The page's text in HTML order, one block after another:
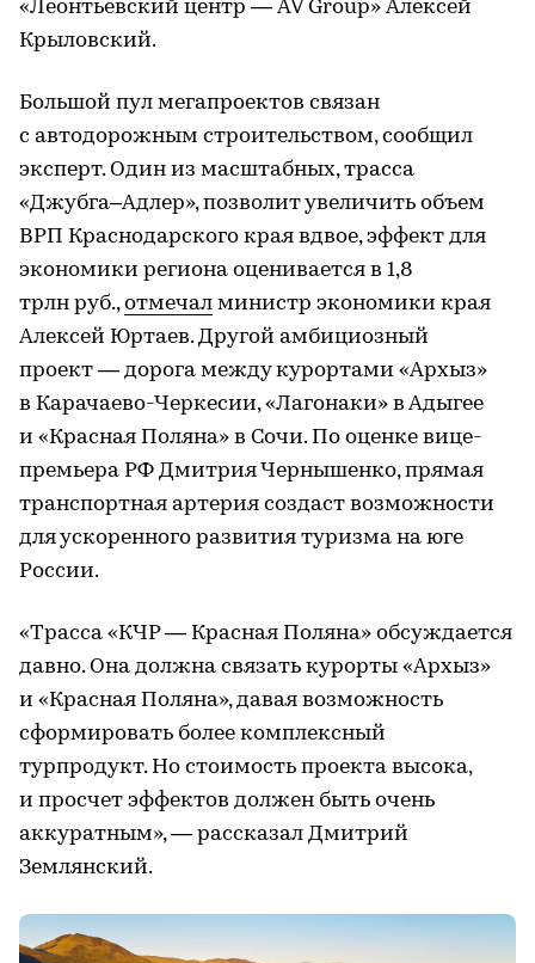
«Леонтьевский центр — AV Group» Алексей
Крыловский.
Большой пул мегапроектов связан
с автодорожным строительством, сообщил
эксперт. Один из масштабных, трасса
«Джубга–Адлер», позволит увеличить объем
ВРП Краснодарского края вдвое, эффект для
экономики региона оценивается в 1,8
трлн руб.,отмечал министр экономики края
Алексей Юртаев. Другой амбициозный
проект — дорога между курортами «Архыз»
в Карачаево-Черкесии, «Лагонаки» в Адыгее
и «Красная Поляна» в Сочи. По оценке вице-
премьера РФ Дмитрия Чернышенко, прямая
транспортная артерия создаст возможности
для ускоренного развития туризма на юге
России.
«Трасса «КЧР — Красная Поляна» обсуждается
давно. Она должна связать курорты «Архыз»
и «Красная Поляна», давая возможность
сформировать более комплексный
турпродукт. Но стоимость проекта высока,
и просчет эффектов должен быть очень
аккуратным», — рассказал Дмитрий
Землянский.